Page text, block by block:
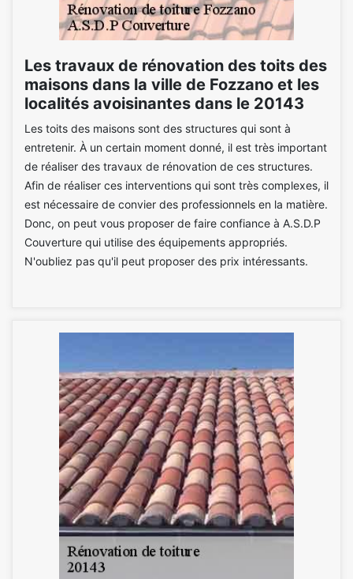
Les travaux de rénovation des toits des
maisons dans la ville de Fozzano et les
localités avoisinantes dans le 20143
Les toits des maisons sont des structures qui sont à
entretenir. À un certain moment donné, il est très important
de réaliser des travaux de rénovation de ces structures.
Afin de réaliser ces interventions qui sont très complexes, il
est nécessaire de convier des professionnels en la matière.
Donc, on peut vous proposer de faire confiance à A.S.D.P
Couverture qui utilise des équipements appropriés.
N'oubliez pas qu'il peut proposer des prix intéressants.